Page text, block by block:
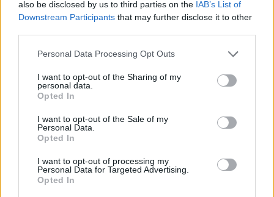
also be disclosed by us to third parties on the IAB’s List of
Downstream Participants that may further disclose it to other
Personal Data Processing Opt Outs
I want to opt-out of the Sharing of my
personal data.
Opted In
I want to opt-out of the Sale of my
Personal Data.
Opted In
I want to opt-out of processing my
Personal Data for Targeted Advertising.
Opted In
Komentáře
Garmin Triathlon Tour